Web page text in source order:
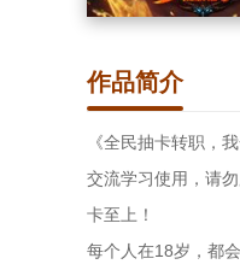
作品简介
《全民抽卡转职，
交流学习使用，请
卡至上！
每个人在18岁，都